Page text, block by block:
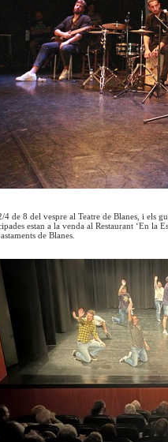
4 de 8 del vespre al Teatre de Blanes, i els
estan a la venda al Restaurant ‘En la
de Blanes.